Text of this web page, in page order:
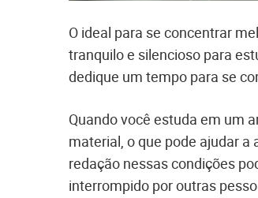
O ideal para se concentrar
tranquilo e silencioso para
dedique um tempo para se
Quando você estuda em um
material, o que pode ajudar
redação nessas condições
interrompido por outras